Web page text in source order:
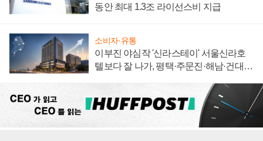
동안 최대 1.3조 라이선스비 지급
소비자·유통
이부진 야심작 '신라스테이' 서울신라호
텔보다 잘 나가, 평택·주문진·해남·건대로